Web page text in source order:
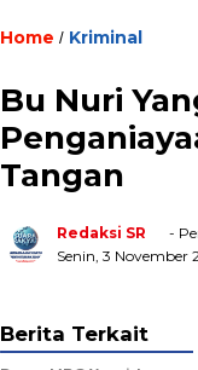
Home / Kriminal
Bu Nuri
Tangan
Redaksi SR
-
Senin, 3 November
Berita Terkait